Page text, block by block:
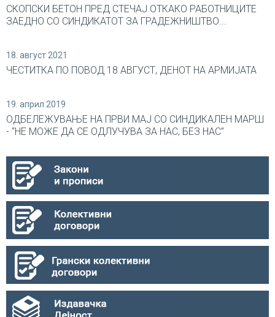
СКОПСКИ БЕТОН ПРЕД СТЕЧАЈ ОТКАКО РАБОТНИЦИТЕ
ЗАЕДНО СО СИНДИКАТОТ ЗА ГРАДЕЖНИШТВО...
18. август 2021
ЧЕСТИТКА ПО ПОВОД 18 АВГУСТ, ДЕНОТ НА АРМИЈАТА
19. април 2019
ОДБЕЛЕЖУВАЊЕ НА ПРВИ МАЈ СО СИНДИКАЛEН МАРШ
- “НЕ МОЖЕ ДА СЕ ОДЛУЧУВА ЗА НАС, БЕЗ НАС”